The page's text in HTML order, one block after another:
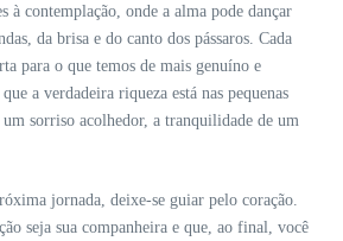
à contemplação, onde a alma pode dançar
da brisa e do canto dos pássaros. Cada
para o que temos de mais genuíno e
a verdadeira riqueza está nas pequenas
sorriso acolhedor, a tranquilidade de um
jornada, deixe-se guiar pelo coração.
seja sua companheira e que, ao final, você